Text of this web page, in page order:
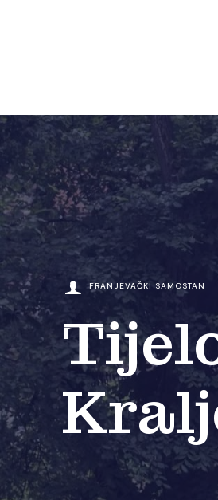
FRANJEVAČKI SAMOSTAN